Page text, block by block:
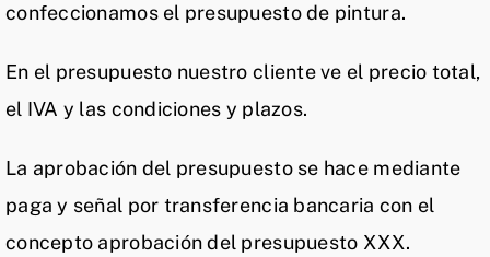
confeccionamos el presupuesto de pintura.
En el presupuesto nuestro cliente ve el precio total,
el IVA y las condiciones y plazos.
La aprobación del presupuesto se hace mediante
paga y señal por transferencia bancaria con el
concepto aprobación del presupuesto XXX.